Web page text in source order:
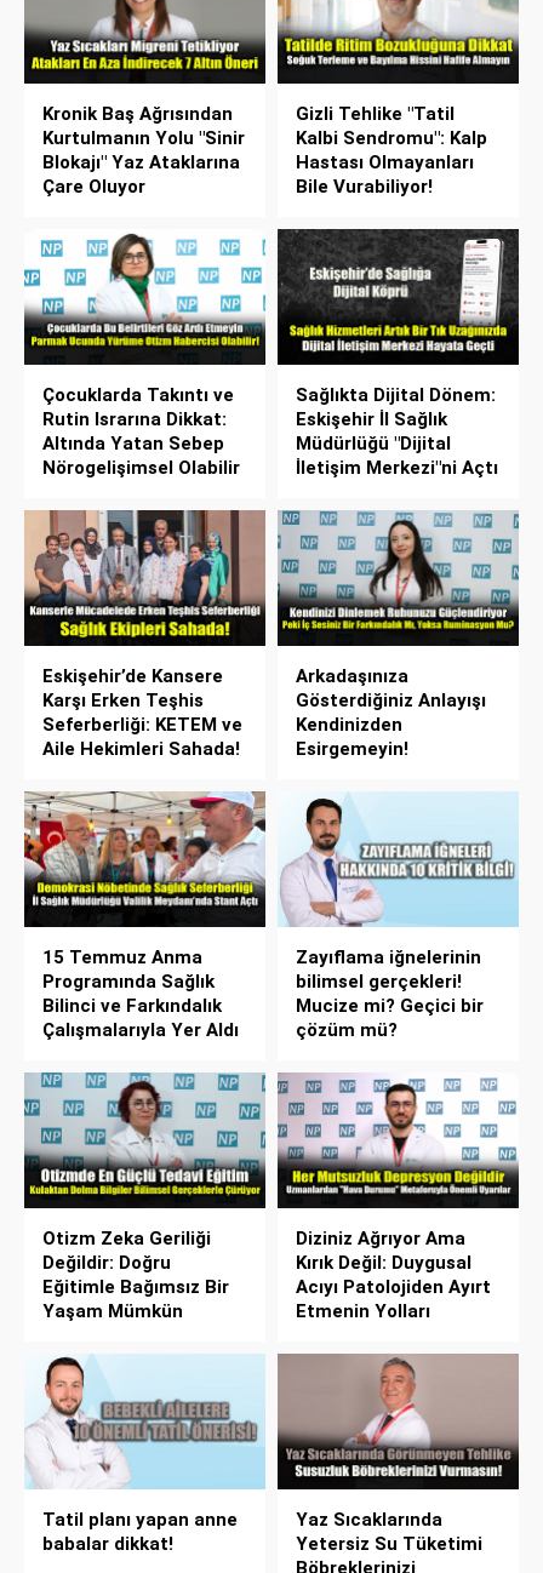
Kronik Baş Ağrısından
Kurtulmanın Yolu "Sinir
Blokajı" Yaz Ataklarına
Çare Oluyor
Gizli Tehlike "Tatil
Kalbi Sendromu": Kalp
Hastası Olmayanları
Bile Vurabiliyor!
Çocuklarda Takıntı ve
Rutin Israrına Dikkat:
Altında Yatan Sebep
Nörogelişimsel Olabilir
Sağlıkta Dijital Dönem:
Eskişehir İl Sağlık
Müdürlüğü "Dijital
İletişim Merkezi"ni Açtı
Eskişehir’de Kansere
Karşı Erken Teşhis
Seferberliği: KETEM ve
Aile Hekimleri Sahada!
Arkadaşınıza
Gösterdiğiniz Anlayışı
Kendinizden
Esirgemeyin!
15 Temmuz Anma
Programında Sağlık
Bilinci ve Farkındalık
Çalışmalarıyla Yer Aldı
Zayıflama iğnelerinin
bilimsel gerçekleri!
Mucize mi? Geçici bir
çözüm mü?
Otizm Zeka Geriliği
Değildir: Doğru
Eğitimle Bağımsız Bir
Yaşam Mümkün
Diziniz Ağrıyor Ama
Kırık Değil: Duygusal
Acıyı Patolojiden Ayırt
Etmenin Yolları
Tatil planı yapan anne
babalar dikkat!
Yaz Sıcaklarında
Yetersiz Su Tüketimi
Böbreklerinizi